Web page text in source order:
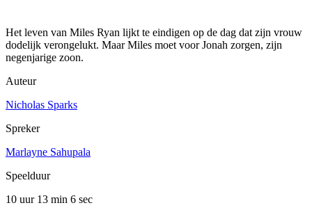
Het leven van Miles Ryan lijkt te eindigen op de dag dat zijn vrouw
dodelijk verongelukt. Maar Miles moet voor Jonah zorgen, zijn
negenjarige zoon.
Auteur
Nicholas Sparks
Spreker
Marlayne Sahupala
Speelduur
10 uur 13 min 6 sec